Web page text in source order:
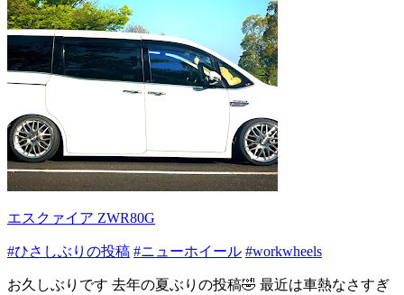
エスクァイア ZWR80G
#ひさしぶりの投稿 #ニューホイール #workwheels
お久しぶりです 去年の夏ぶりの投稿🤣 最近は車熱なさすぎ